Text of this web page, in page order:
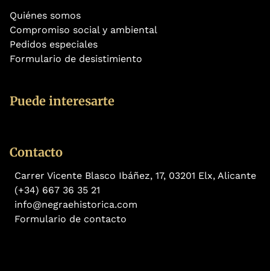
Quiénes somos
Compromiso social y ambiental
Pedidos especiales
Formulario de desistimiento
Puede interesarte
Contacto
Carrer Vicente Blasco Ibáñez, 17, 03201 Elx, Alicante
(+34) 667 36 35 21
info@negraehistorica.com
Formulario de contacto